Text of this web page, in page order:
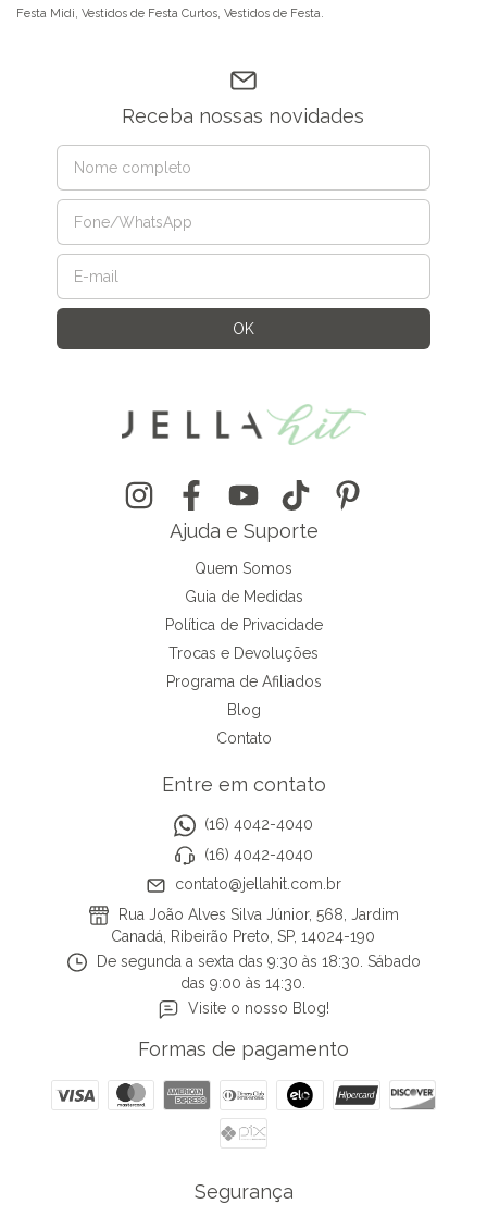
Festa Midi Vestidos de Festa Curtos Vestidos de Festa
Receba nossas novidades
Ajuda e Suporte
Quem Somos
Guia de Medidas
Política de Privacidade
Trocas e Devoluções
Programa de Afiliados
Blog
Contato
Entre em contato
(16) 4042-4040
(16) 4042-4040
contato@jellahit.com.br
Rua João Alves Silva Júnior, 568, Jardim
Canadá, Ribeirão Preto, SP, 14024-190
De segunda a sexta das 9:30 às 18:30. Sábado
das 9:00 às 14:30.
Visite o nosso Blog!
Formas de pagamento
Segurança